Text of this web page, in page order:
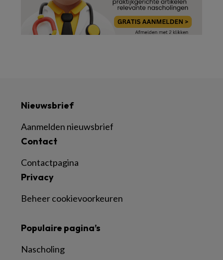
Nieuwsbrief
Aanmelden nieuwsbrief
Contact
Contactpagina
Privacy
Beheer cookievoorkeuren
Populaire pagina’s
Nascholing